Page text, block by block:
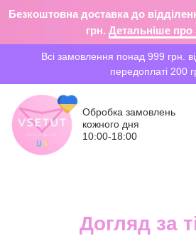
Безкоштовна доставка до відділення замовлень
Детальніше про знижки
Всі замовлення понад 999 грн. відправляються
Обробка замовлень
10:00-18:00
Пошук
Догляд за